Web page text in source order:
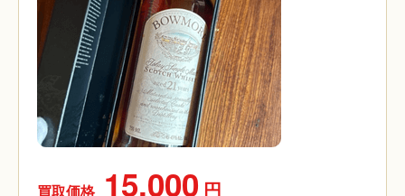
買取価格 15,000 円